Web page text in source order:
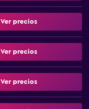
Ver precios
Ver precios
Ver precios